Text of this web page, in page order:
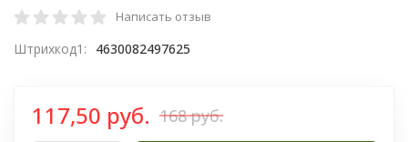
Написать отзыв
Штрихкод1: 4630082497625
117,50 руб. 168 руб.